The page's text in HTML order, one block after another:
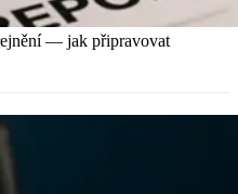
— jak připravovat